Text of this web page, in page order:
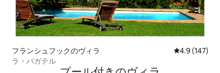
フランシュフックのヴィラ レビュー147
4.9 (147)
ラ・バガテル